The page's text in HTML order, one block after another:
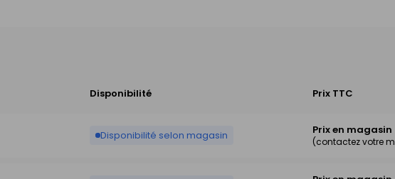
Disponibilité Prix TTC
Disponibilité selon magasin Prix en magasin
(contactez votre